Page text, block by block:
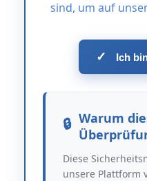
sind, um auf
✓ Ich
Warum
Diese
unsere Plattform